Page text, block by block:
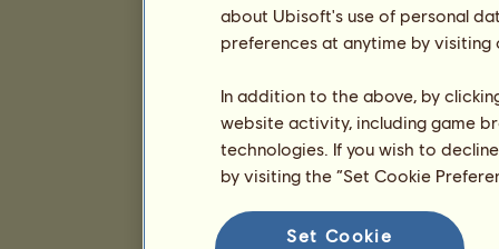
about Ubisoft's use of personal
preferences at anytime by
In addition to the above, by
website activity, including game
technologies. If you wish to
by visiting the “Set Cookie
Set Cookie